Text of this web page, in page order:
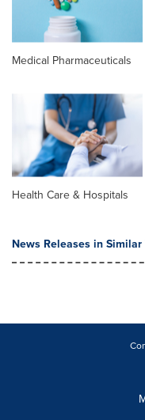
Medical Pharmaceuticals
Health Care & Hospitals
News Releases in Similar